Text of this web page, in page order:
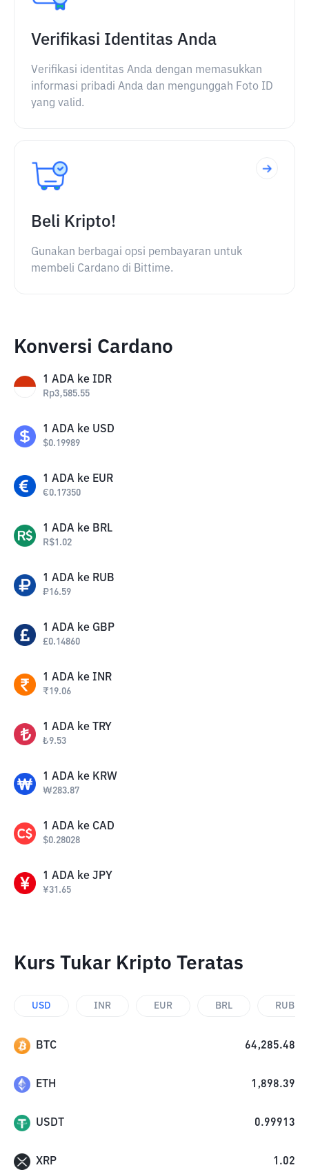
Verifikasi Identitas Anda
Verifikasi identitas Anda dengan memasukkan
informasi pribadi Anda dan mengunggah Foto ID
yang valid.
Beli Kripto!
Gunakan berbagai opsi pembayaran untuk
membeli Cardano di Bittime.
Konversi Cardano
1 ADA ke IDR
Rp3,585.55
1 ADA ke USD
$0.19989
1 ADA ke EUR
€0.17350
1 ADA ke BRL
R$1.02
1 ADA ke RUB
₽16.59
1 ADA ke GBP
£0.14860
1 ADA ke INR
₹19.06
1 ADA ke TRY
₺9.53
1 ADA ke KRW
₩283.87
1 ADA ke CAD
$0.28028
1 ADA ke JPY
¥31.65
Kurs Tukar Kripto Teratas
USD INR EUR BRL RUB
BTC 64,285.48
ETH 1,898.39
USDT 0.99913
XRP 1.02